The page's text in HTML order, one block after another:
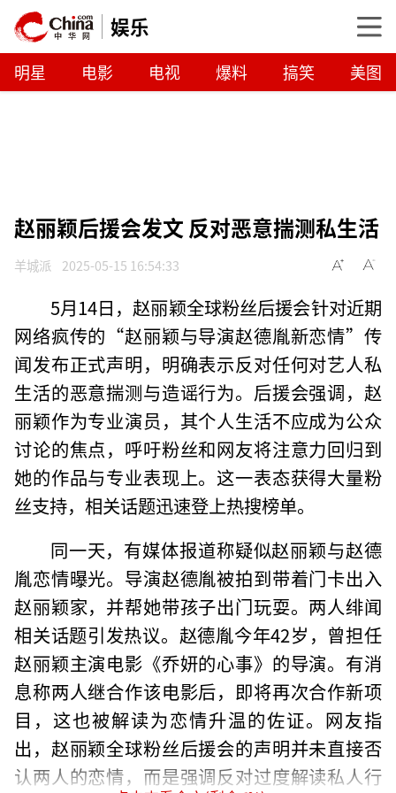
娱乐
明星 电影 电视 爆料 搞笑 美图
赵丽颖后援会发文 反对恶意揣测私生活
羊城派 2025-05-15 16:54:33
5月14日，赵丽颖全球粉丝后援会针对近期
网络疯传的“赵丽颖与导演赵德胤新恋情”传
闻发布正式声明，明确表示反对任何对艺人私
生活的恶意揣测与造谣行为。后援会强调，赵
丽颖作为专业演员，其个人生活不应成为公众
讨论的焦点，呼吁粉丝和网友将注意力回归到
她的作品与专业表现上。这一表态获得大量粉
丝支持，相关话题迅速登上热搜榜单。
同一天，有媒体报道称疑似赵丽颖与赵德
胤恋情曝光。导演赵德胤被拍到带着门卡出入
赵丽颖家，并帮她带孩子出门玩耍。两人绯闻
相关话题引发热议。赵德胤今年42岁，曾担任
赵丽颖主演电影《乔妍的心事》的导演。有消
息称两人继合作该电影后，即将再次合作新项
目，这也被解读为恋情升温的佐证。网友指
出，赵丽颖全球粉丝后援会的声明并未直接否
认两人的恋情，而是强调反对过度解读私人行